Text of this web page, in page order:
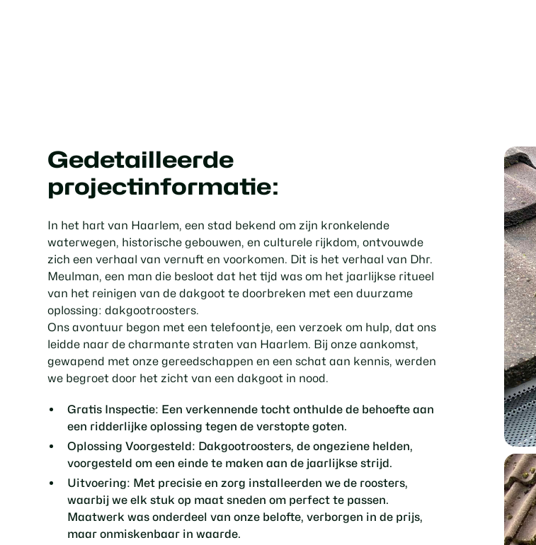
Gedetailleerde
projectinformatie:
In het hart van Haarlem, een stad bekend om zijn kronkelende
waterwegen, historische gebouwen, en culturele rijkdom, ontvouwde
zich een verhaal van vernuft en voorkomen. Dit is het verhaal van Dhr.
Meulman, een man die besloot dat het tijd was om het jaarlijkse ritueel
van het reinigen van de dakgoot te doorbreken met een duurzame
oplossing: dakgootroosters.
Ons avontuur begon met een telefoontje, een verzoek om hulp, dat ons
leidde naar de charmante straten van Haarlem. Bij onze aankomst,
gewapend met onze gereedschappen en een schat aan kennis, werden
we begroet door het zicht van een dakgoot in nood.
Gratis Inspectie: Een verkennende tocht onthulde de behoefte aan
een ridderlijke oplossing tegen de verstopte goten.
Oplossing Voorgesteld: Dakgootroosters, de ongeziene helden,
voorgesteld om een einde te maken aan de jaarlijkse strijd.
Uitvoering: Met precisie en zorg installeerden we de roosters,
waarbij we elk stuk op maat sneden om perfect te passen.
Maatwerk was onderdeel van onze belofte, verborgen in de prijs,
maar onmiskenbaar in waarde.